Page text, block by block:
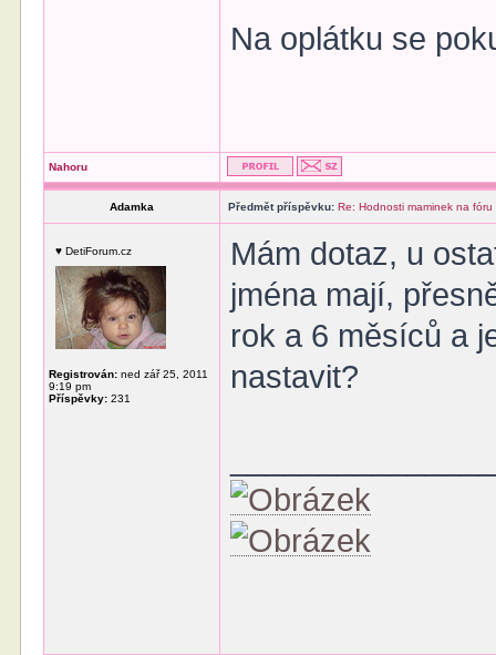
Na oplátku se
Nahoru
Adamka Předmět příspěvku: Re: Hodnosti maminek na fóru
♥ DetiForum.cz
Registrován: ned zář 25, 2011
9:19 pm
Příspěvky: 231
Mám dotaz, u
jména mají,
rok a 6 měsíců a
nastavit?